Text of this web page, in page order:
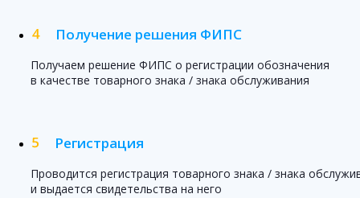
Получение решения ФИПС
Получаем решение ФИПС о регистрации обозначения
в качестве товарного знака / знака обслуживания
Регистрация
Проводится регистрация товарного знака / знака
и выдается свидетельства на него